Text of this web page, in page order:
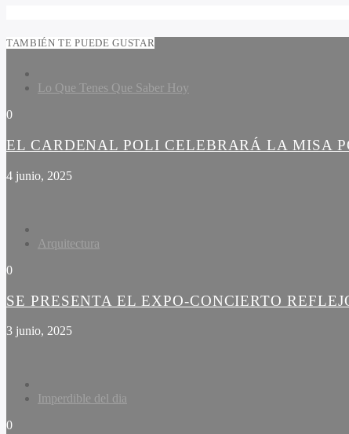
TAMBIÉN TE PUEDE GUSTAR
Lo Que Tenes Que Saber Hoy
0
EL CARDENAL POLI CELEBRARÁ LA MISA
4 junio, 2025
Arquitectura
0
SE PRESENTA EL EXPO-CONCIERTO
3 junio, 2025
Imperdible del dia
0